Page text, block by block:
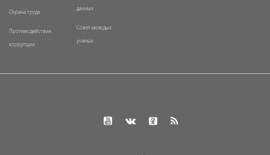
Охрана труда
Противодействие
коррупции
данных
Совет молодых
ученых